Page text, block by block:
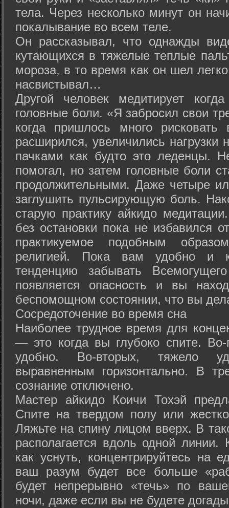
тела. Через несколько минут он
покалывание во всем теле.
Он рассказывал, что однажды
кутающихся в тяжелые теплые
мороза, в то время как он шел
насвистывал…
Другой человек медитирует
головные боли. «Я забросил свои
когда пришлось много
расширился, увеличились нагрузки
пачками как будто это леденцы.
помогал, но затем головные боли
продолжительными. Даже четыре
заглушить пульсирующую боль.
старую практику айкидо
без остановки пока не избавился
практикуемое подобным
религией. Пока вам удобно и
тенденцию забывать
появляется опасность и вы
беспомощном состоянии, что вы
Сосредоточение во время сна
Наиболее трудное время для
— это когда вы глубоко спите.
удобно. Во-вторых, тяжело
выравненным горизонтально. В
сознание отключено.
Мастер айкидо Коичи Тохэй
Спите на твердом полу или
Ляжьте на спину лицом вверх. В
располагается вдоль одной
как уснуть, концентрируйтесь на
ваш разум будет все больше
будет непрерывно «течь» по
ночи, даже если вы не будете